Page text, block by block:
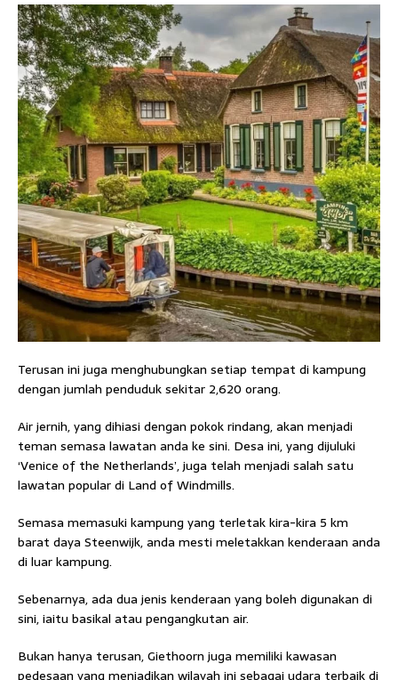
Terusan ini juga menghubungkan setiap tempat di kampung
dengan jumlah penduduk sekitar 2,620 orang.
Air jernih, yang dihiasi dengan pokok rindang, akan menjadi
teman semasa lawatan anda ke sini. Desa ini, yang dijuluki
‘Venice of the Netherlands’, juga telah menjadi salah satu
lawatan popular di Land of Windmills.
Semasa memasuki kampung yang terletak kira-kira 5 km
barat daya Steenwijk, anda mesti meletakkan kenderaan anda
di luar kampung.
Sebenarnya, ada dua jenis kenderaan yang boleh digunakan di
sini, iaitu basikal atau pengangkutan air.
Bukan hanya terusan, Giethoorn juga memiliki kawasan
pedesaan yang menjadikan wilayah ini sebagai udara terbaik di